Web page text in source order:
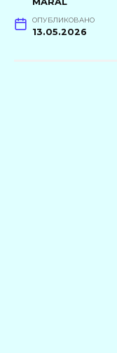
ОПУБЛИКОВАНО
13.05.2026